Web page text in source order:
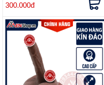
300.000đ